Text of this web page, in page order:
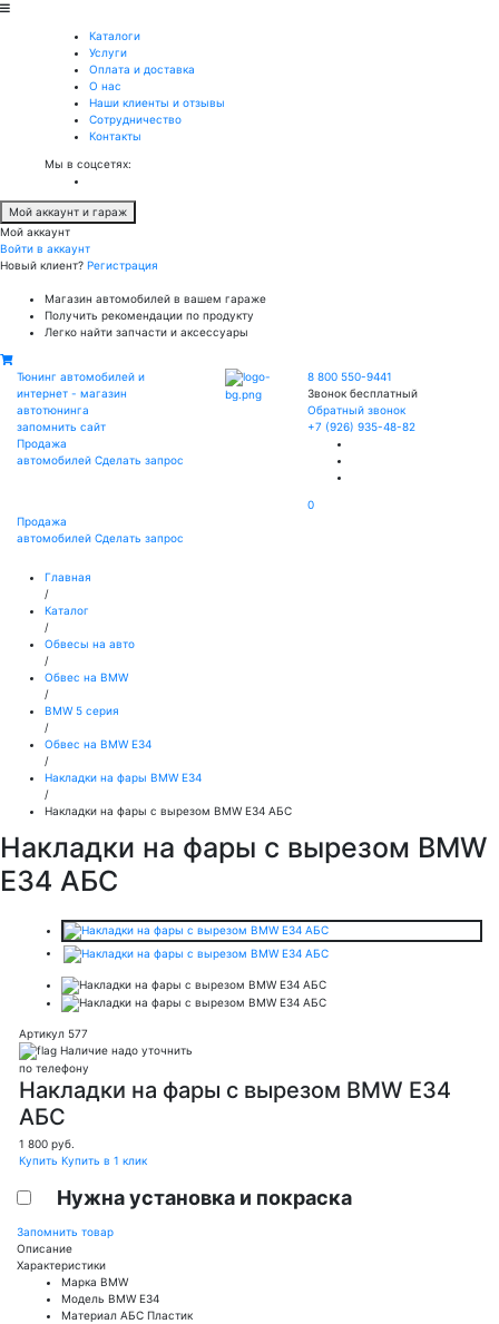
Каталоги
Услуги
Оплата и доставка
О нас
Наши клиенты и отзывы
Сотрудничество
Контакты
Мы в соцсетях:
Мой аккаунт и гараж
Мой аккаунт
Войти в аккаунт
Новый клиент? Регистрация
Магазин автомобилей в вашем гараже
Получить рекомендации по продукту
Легко найти запчасти и аксессуары
Тюнинг автомобилей и
интернет - магазин
автотюнинга
запомнить сайт
Продажа
автомобилей Сделать запрос
8 800 550-9441
Звонок бесплатный
Обратный звонок
+7 (926) 935-48-82
0
Продажа
автомобилей Сделать запрос
Главная
/
Каталог
/
Обвесы на авто
/
Обвес на BMW
/
BMW 5 серия
/
Обвес на BMW E34
/
Накладки на фары BMW E34
/
Накладки на фары с вырезом BMW E34 АБС
Накладки на фары с вырезом BMW
E34 АБС
Артикул 577
Наличие надо уточнить
по телефону
Накладки на фары с вырезом BMW E34
АБС
1 800 руб.
Купить Купить в 1 клик
Нужна установка и покраска
Запомнить товар
Описание
Характеристики
Марка BMW
Модель BMW E34
Материал АБС Пластик